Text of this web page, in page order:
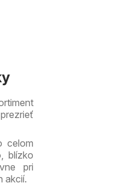
celom
blízko
pri
akcií.